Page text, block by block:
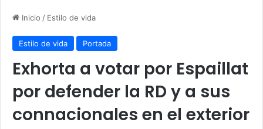
Inicio / Estilo de vida
Estilo de vida Portada
Exhorta a votar por Espaillat
por defender la RD y a sus
connacionales en el exterior